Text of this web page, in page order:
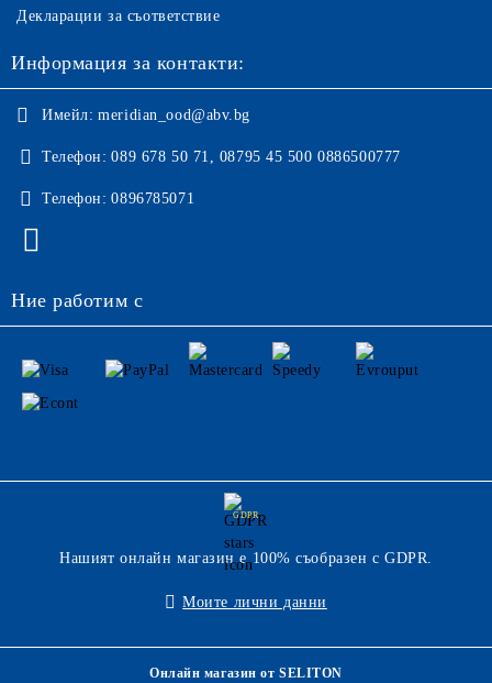
Декларации за съответствие
Информация за контакти:
Имейл: meridian_ood@abv.bg
Телефон: 089 678 50 71, 08795 45 500 0886500777
Телефон: 0896785071
Ние работим с
GDPR
Нашият онлайн магазин е 100% съобразен с GDPR.
Моите лични данни
Онлайн магазин от SELITON